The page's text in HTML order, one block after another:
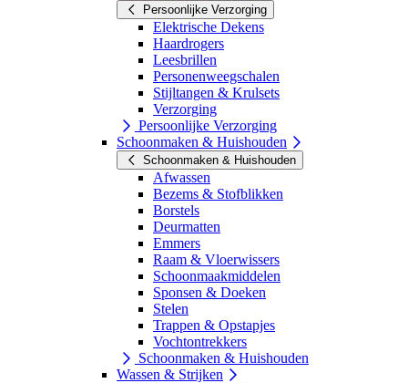
Persoonlijke Verzorging
Elektrische Dekens
Haardrogers
Leesbrillen
Personenweegschalen
Stijltangen & Krulsets
Verzorging
Persoonlijke Verzorging
Schoonmaken & Huishouden
Schoonmaken & Huishouden
Afwassen
Bezems & Stofblikken
Borstels
Deurmatten
Emmers
Raam & Vloerwissers
Schoonmaakmiddelen
Sponsen & Doeken
Stelen
Trappen & Opstapjes
Vochtontrekkers
Schoonmaken & Huishouden
Wassen & Strijken